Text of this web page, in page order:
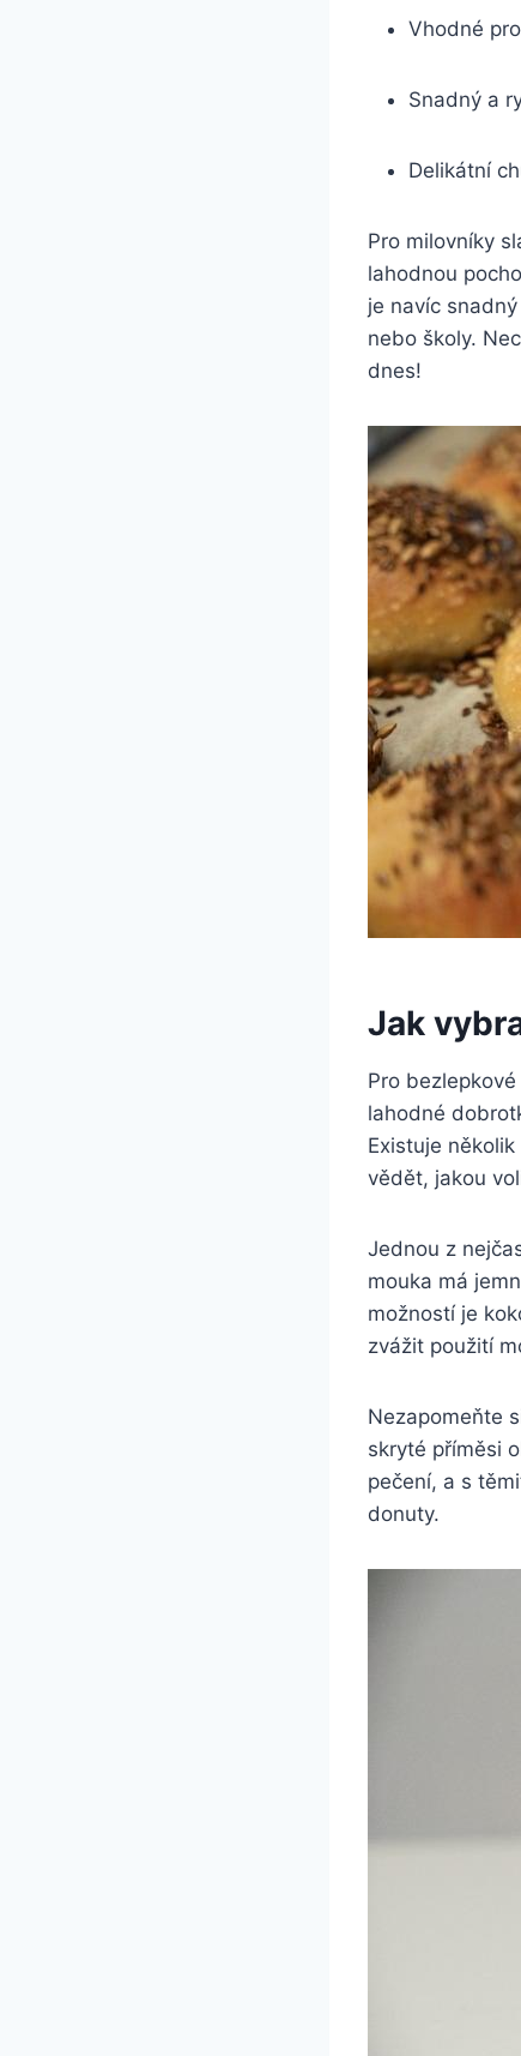
Vhodné
Snadný a
Delikátní
Pro milovníky
lahodnou
je navíc
nebo školy.
dnes!
Jak
Pro
lahodné
Existuje
vědět, jakou
Jednou z
mouka má
možností je
zvážit použití
Nezapomeňte
skryté příměsi
pečení, a s
donuty.